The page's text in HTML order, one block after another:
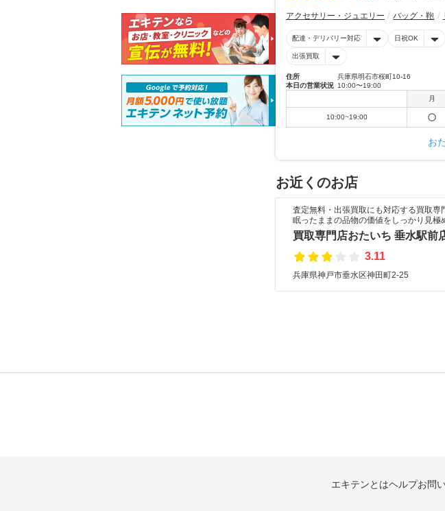
アクセサリー・ジュエリー バッグ・鞄
配達・デリバリー対応 日祝OK
出張買取
住所
兵庫県明石市桜町10-16
本日の営業状況 10:00〜19:00
月
10:00~19:00
お
お近くのお店
査定無料・出張買取にも対応する買取専
眠ったままの品物の価値をしっかり見極
買取専門店おたいち 垂水駅前
3.11
兵庫県神戸市垂水区神田町2-25
エキテンとはヘルプお問